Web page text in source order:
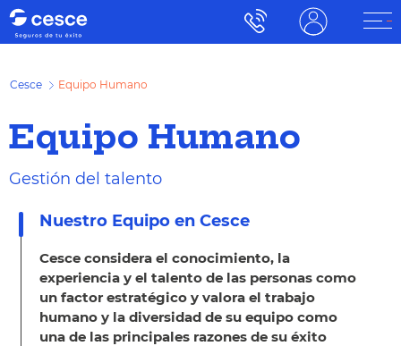
Cesce Equipo Humano
Equipo Humano
Gestión del talento
Nuestro Equipo en Cesce
Cesce considera el conocimiento, la
experiencia y el talento de las personas como
un factor estratégico y valora el trabajo
humano y la diversidad de su equipo como
una de las principales razones de su éxito